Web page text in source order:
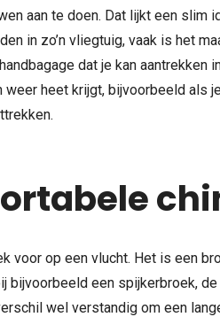
aan te doen. Dat lijkt een slim
in zo’n vliegtuig, vaak is het
dat je kan
weer heet krijgt, bijvoorbeeld als
voor op een vlucht. Het is een
bijvoorbeeld een spijkerbroek,
wel verstandig om een